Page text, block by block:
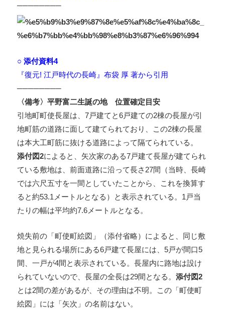
────────
○ 添付資料4
『復元! 江戸時代の長崎』布袋 厚 著から引用
────────
〈備考〉平野富二生誕の地 位置確定目安
引地町町使長屋は、7戸建てと6戸建ての2棟の長屋が引
地町筋の道路に面して建てられており、この2棟の長屋
は本大工町筋に抜ける道路によって隔てられている。
添付図2によると、矢次家のある7戸建て長屋が建てられ
ている敷地は、前面道路に沿って長さ27間（当時、長崎
では六尺五寸を一間としていたことから、これを換算す
ると約53.1メートルとなる）と表示されている。1戸当
たりの幅は平均約7.6メートルとなる。
焼失前の「町使町絵図」（添付省略）によると、同じ敷
地と見られる場所にある6戸建て長屋には、5戸が間口5
間、一戸が4間と表示されている。長屋内に路地は設け
られていないので、長屋の全長は29間となる。添付図2
とは2間の差があるが、その理由は不明。この「町使町
絵図」には「矢次」の名前はない。